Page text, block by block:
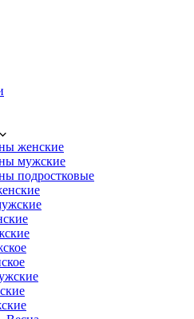
женские
мужские
подростковые